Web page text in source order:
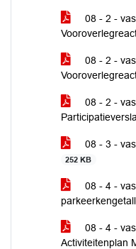
08 - 2 -
08 - 2 -
08 - 2 -
08 - 3 -
252 KB
08 - 4 -
08 - 4 -
Activiteitenplan